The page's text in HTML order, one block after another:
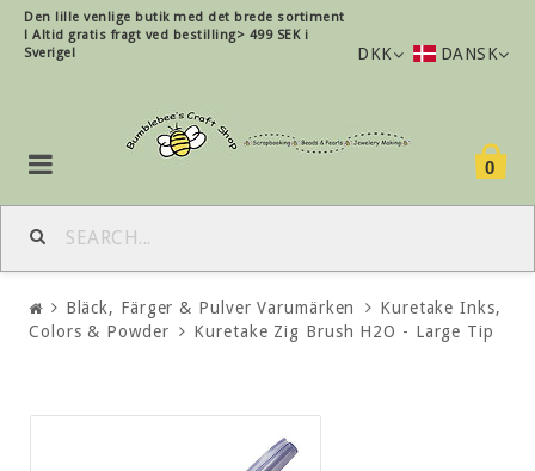
Den lille venlige butik med det brede sortiment
! Altid gratis fragt ved bestilling> 499 SEK i
Sverige!
DKK DANSK
0
Bläck, Färger & Pulver Varumärken
Kuretake Inks,
Colors & Powder
Kuretake Zig Brush H2O - Large Tip